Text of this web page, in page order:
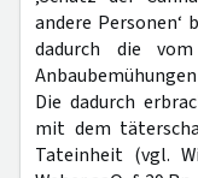
andere Personen‘
dadurch die
Anbaubemühungen
Die dadurch
mit dem
Tateinheit (vgl.